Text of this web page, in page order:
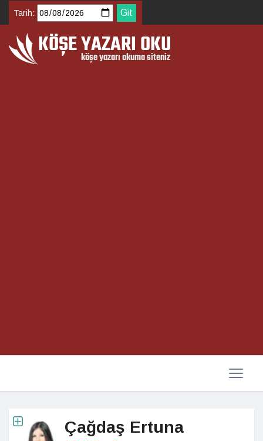
Tarih:
Çağdaş Ertuna